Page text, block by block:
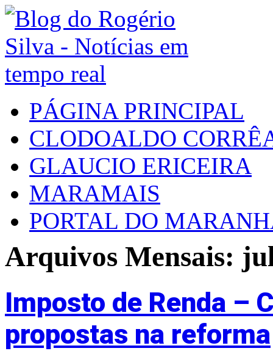
PÁGINA PRINCIPAL
CLODOALDO
GLAUCIO ERICEIRA
MARAMAIS
PORTAL DO
Arquivos Mensais:
Imposto de Renda –
propostas na reforma